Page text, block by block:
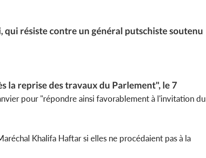
résiste contre un général putschiste soutenu
la reprise des travaux du Parlement", le 7
pour "répondre ainsi favorablement à l'invitation du
Khalifa Haftar si elles ne procédaient pas à la